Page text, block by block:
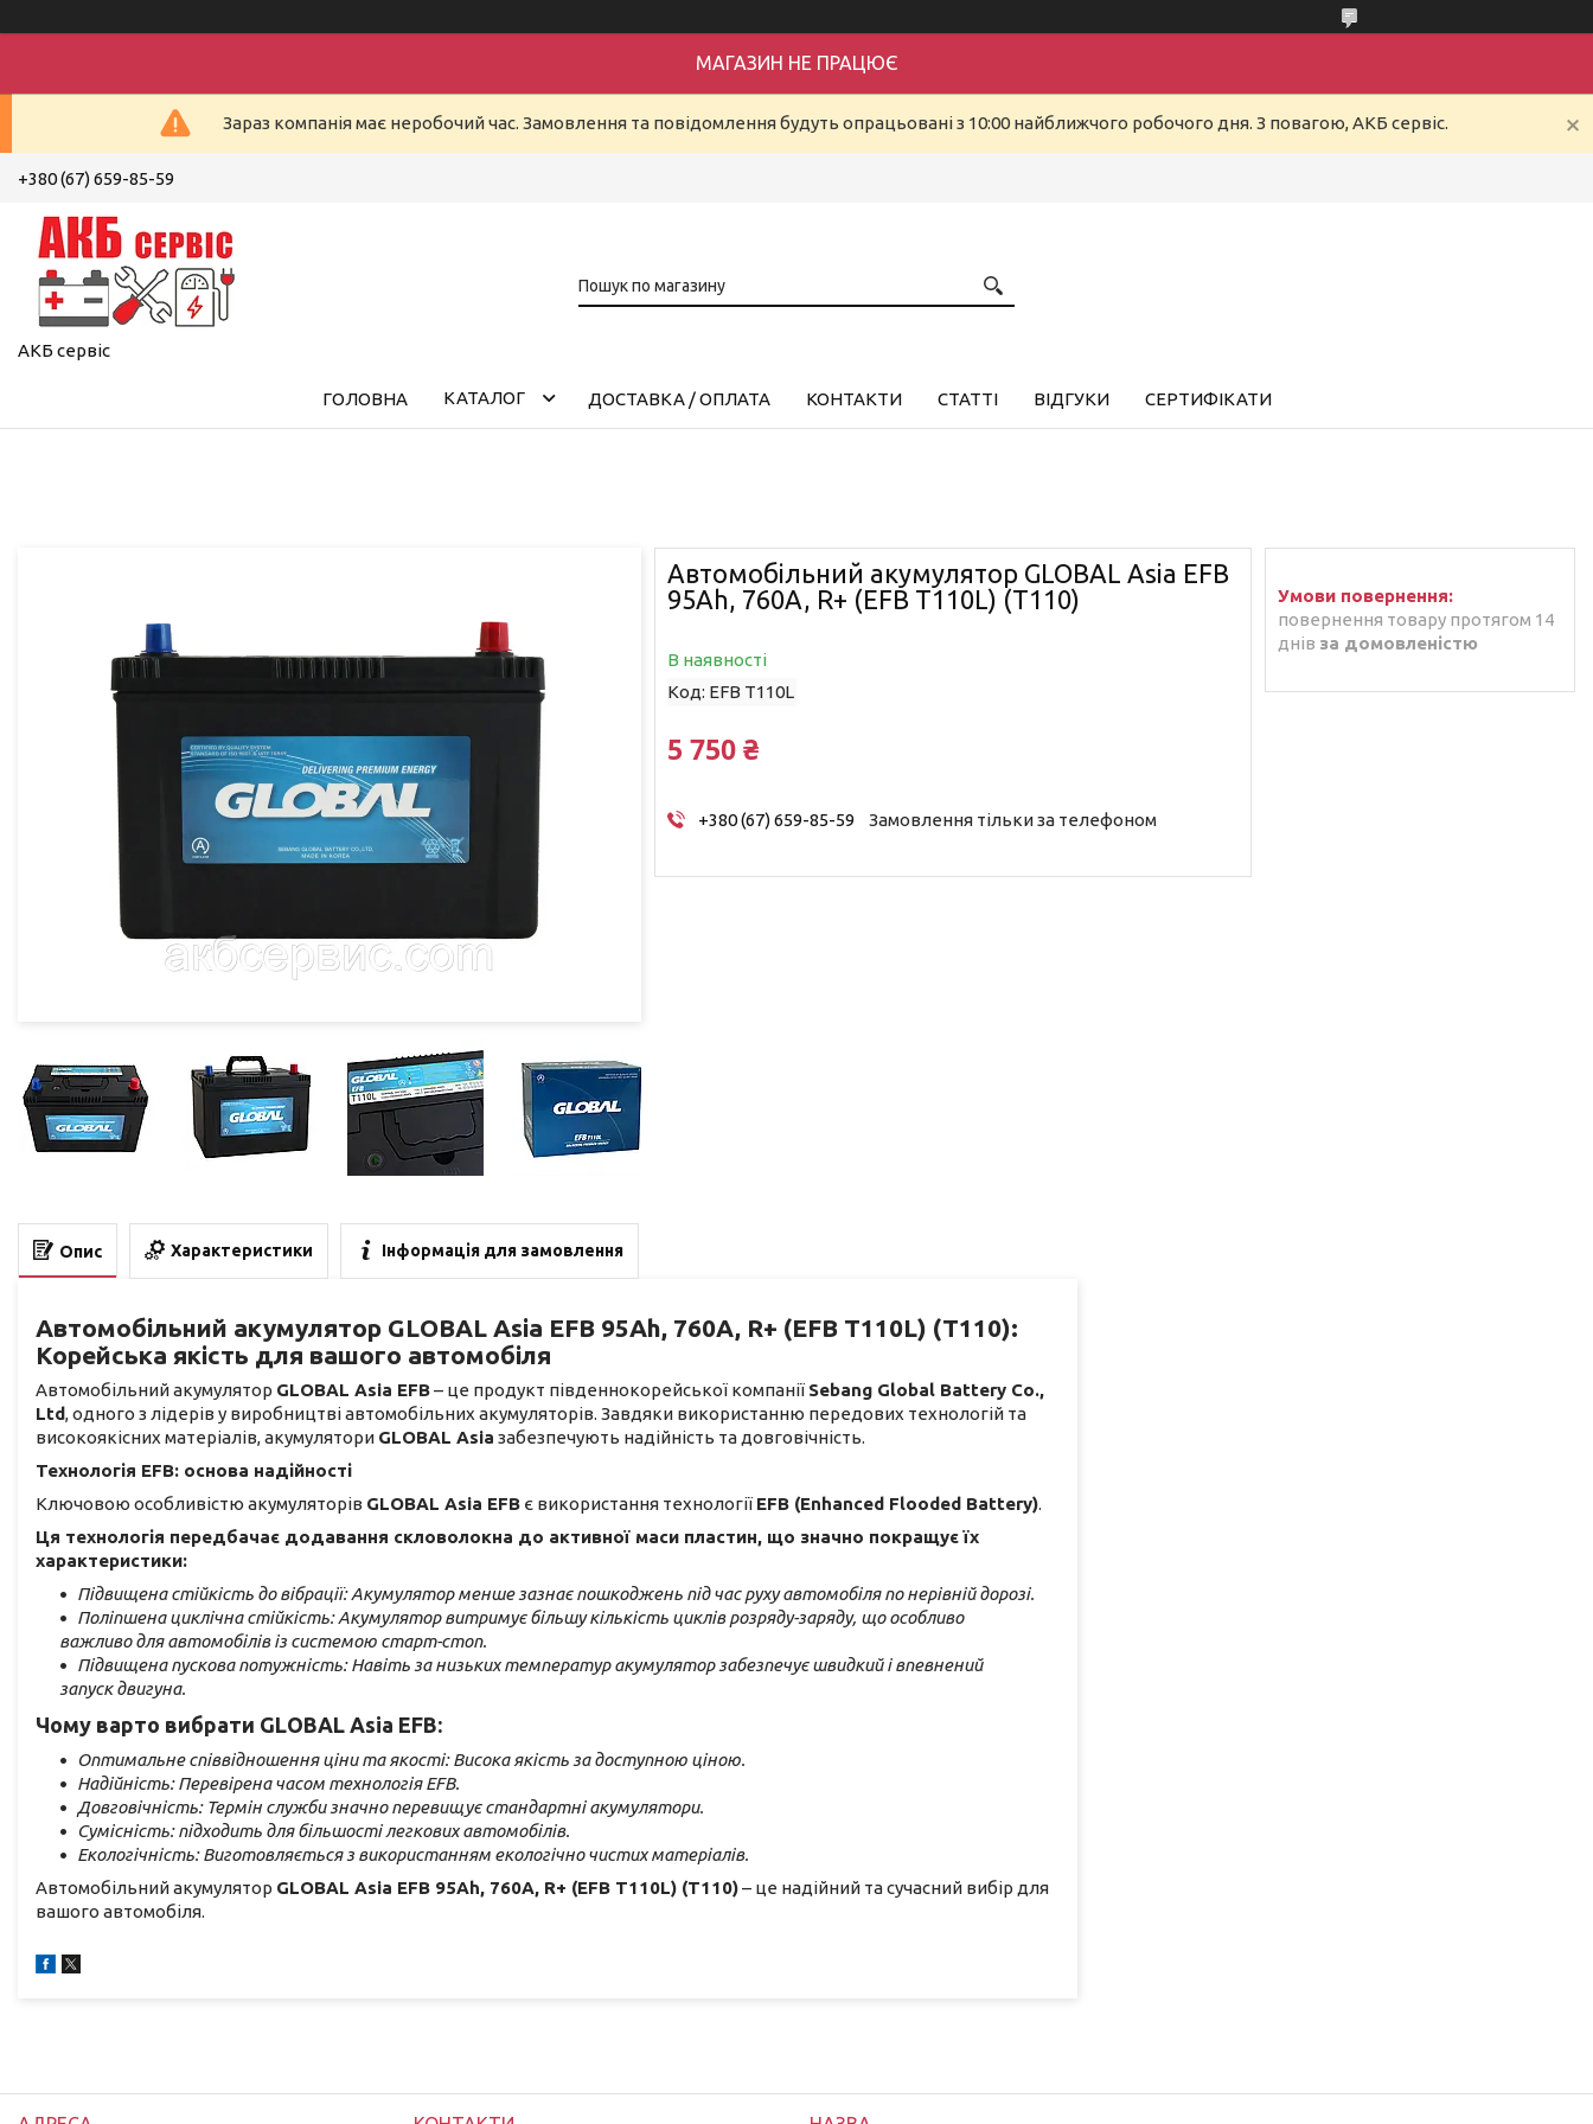
МАГАЗИН НЕ ПРАЦЮЄ
Зараз компанія має неробочий час. Замовлення та повідомлення будуть опрацьовані з 10:00 найближчого робочого дня. З повагою, АКБ сервіс.
+380 (67) 659-85-59
АКБ сервіс
ГОЛОВНА КАТАЛОГ ДОСТАВКА / ОПЛАТА КОНТАКТИ СТАТТІ ВІДГУКИ СЕРТИФІКАТИ
Автомобільний акумулятор GLOBAL Asia EFB
95Ah, 760A, R+ (EFB T110L) (T110)
В наявності
Код: EFB T110L
5 750 ₴
+380 (67) 659-85-59 Замовлення тільки за телефоном
повернення товару протягом 14
днів за домовленістю
Опис Характеристики Інформація для замовлення
Автомобільний акумулятор GLOBAL Asia EFB 95Ah, 760A, R+ (EFB T110L) (T110):
Корейська якість для вашого автомобіля
Автомобільний акумулятор GLOBAL Asia EFB– це продукт південнокорейської компанії Sebang Global Battery Co.,
Ltd, одного з лідерів у виробництві автомобільних акумуляторів. Завдяки використанню передових технологій та
високоякісних матеріалів, акумулятори GLOBAL Asia забезпечують надійність та довговічність.
Технологія EFB: основа надійності
Ключовою особливістю акумуляторів GLOBAL Asia EFB є використання технології EFB (Enhanced Flooded Battery).
Ця технологія передбачає додавання скловолокна до активної маси пластин, що значно покращує їх
характеристики:
Підвищена стійкість до вібрації: Акумулятор менше зазнає пошкоджень під час руху автомобіля по нерівній дорозі.
Поліпшена циклічна стійкість: Акумулятор витримує більшу кількість циклів розряду-заряду, що особливо
важливо для автомобілів із системою старт-стоп.
Підвищена пускова потужність: Навіть за низьких температур акумулятор забезпечує швидкий і впевнений
запуск двигуна.
Чому варто вибрати GLOBAL Asia EFB:
Оптимальне співвідношення ціни та якості: Висока якість за доступною ціною.
Надійність: Перевірена часом технологія EFB.
Довговічність: Термін служби значно перевищує стандартні акумулятори.
Сумісність: підходить для більшості легкових автомобілів.
Екологічність: Виготовляється з використанням екологічно чистих матеріалів.
Автомобільний акумулятор GLOBAL Asia EFB 95Ah, 760A, R+ (EFB T110L) (T110)– це надійний та сучасний вибір для
вашого автомобіля.